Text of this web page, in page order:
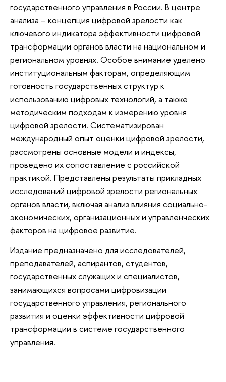
государственного управления в России. В центре
анализа – концепция цифровой зрелости как
ключевого индикатора эффективности цифровой
трансформации органов власти на национальном и
региональном уровнях. Особое внимание уделено
институциональным факторам, определяющим
готовность государственных структур к
использованию цифровых технологий, а также
методическим подходам к измерению уровня
цифровой зрелости. Систематизирован
международный опыт оценки цифровой зрелости,
рассмотрены основные модели и индексы,
проведено их сопоставление с российской
практикой. Представлены результаты прикладных
исследований цифровой зрелости региональных
органов власти, включая анализ влияния социально-
экономических, организационных и управленческих
факторов на цифровое развитие.
Издание предназначено для исследователей,
преподавателей, аспирантов, студентов,
государственных служащих и специалистов,
занимающихся вопросами цифровизации
государственного управления, регионального
развития и оценки эффективности цифровой
трансформации в системе государственного
управления.